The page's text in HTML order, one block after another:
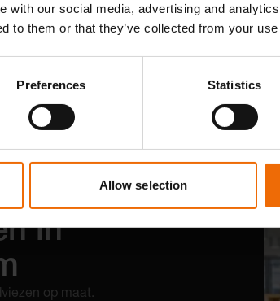
with our social media, advertising and
to them or that they’ve collected from your
Preferences Statistics
Allow selection
in
op maat.